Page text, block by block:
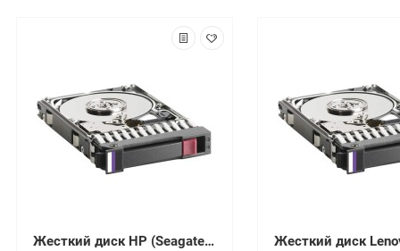
Жесткий диск HP (Seagate) Enterprise Capacity 3.5 HDD v5 4Tb U600 7200 128Mb 6G AF 512n SATAIII 3,5" For Gen8 Gen9 Gen10(1V4107-065)